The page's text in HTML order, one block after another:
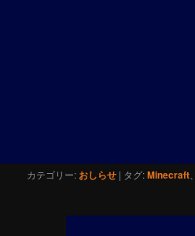
カテゴリー: おしらせ | タグ:Minecraft